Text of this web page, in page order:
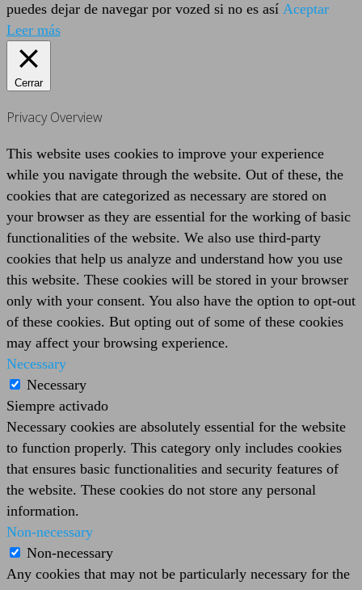
puedes dejar de navegar por vozed si no es así Aceptar
Leer más
Cerrar
Privacy Overview
This website uses cookies to improve your experience
while you navigate through the website. Out of these, the
cookies that are categorized as necessary are stored on
your browser as they are essential for the working of basic
functionalities of the website. We also use third-party
cookies that help us analyze and understand how you use
this website. These cookies will be stored in your browser
only with your consent. You also have the option to opt-out
of these cookies. But opting out of some of these cookies
may affect your browsing experience.
Necessary
Necessary
Siempre activado
Necessary cookies are absolutely essential for the website
to function properly. This category only includes cookies
that ensures basic functionalities and security features of
the website. These cookies do not store any personal
information.
Non-necessary
Non-necessary
Any cookies that may not be particularly necessary for the